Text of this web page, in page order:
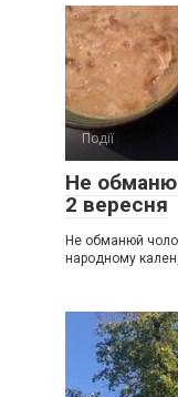
Події
Не
2 вересня
Не обманюй
народному